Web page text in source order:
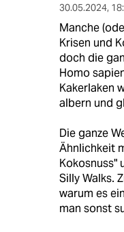
30.05.2024,
Manche
Krisen und
doch die
Homo
Kakerlaken
albern und
Die ganze
Ähnlichkeit
Kokosnuss"
Silly Walks.
warum es
man sonst